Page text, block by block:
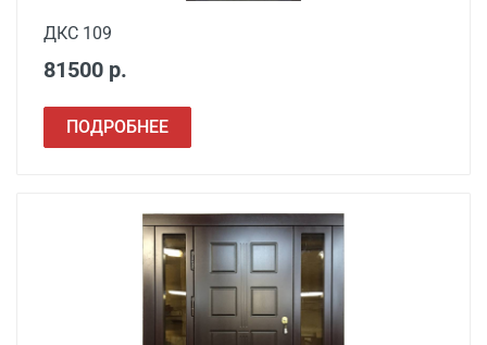
ДКС 109
81500 р.
ПОДРОБНЕЕ